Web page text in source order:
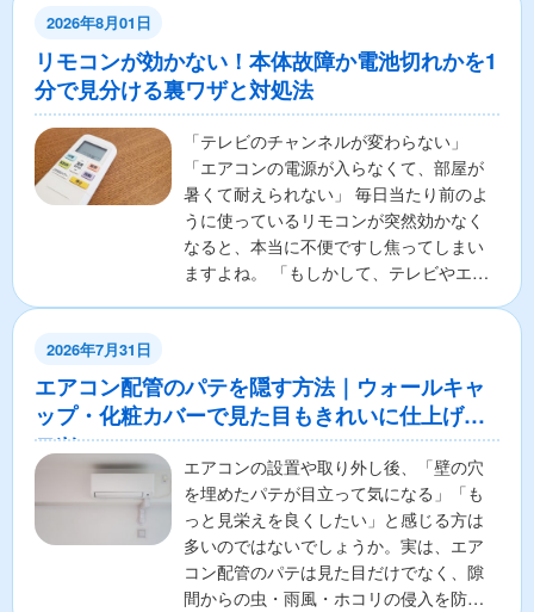
2026年8月01日
リモコンが効かない！本体故障か電池切れかを1
分で見分ける裏ワザと対処法
「テレビのチャンネルが変わらない」
「エアコンの電源が入らなくて、部屋が
暑くて耐えられない」 毎日当たり前のよ
うに使っているリモコンが突然効かなく
なると、本当に不便ですし焦ってしまい
ますよね。 「もしかして、テレビやエア
2026年7月31日
エアコン配管のパテを隠す方法｜ウォールキャ
ップ・化粧カバーで見た目もきれいに仕上げる
コツ
エアコンの設置や取り外し後、「壁の穴
を埋めたパテが目立って気になる」「も
っと見栄えを良くしたい」と感じる方は
多いのではないでしょうか。実は、エア
コン配管のパテは見た目だけでなく、隙
間からの虫・雨風・ホコリの侵入を防ぐ